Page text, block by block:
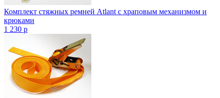
Комплект стяжных ремней Atlant с храповым механизмом и
крюками
1 230 p